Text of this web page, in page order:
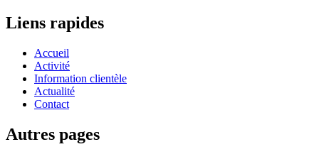
Liens rapides
Accueil
Activité
Information clientèle
Actualité
Contact
Autres pages